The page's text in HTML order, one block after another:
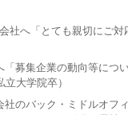
社へ「とても親切にご対
募集企業の動向等につ
大学院卒）
のバック・ミドルオフ